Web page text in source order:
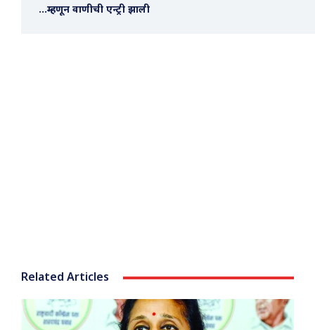
…म्हणून वाणीची एन्ट्री झाली
Related Articles